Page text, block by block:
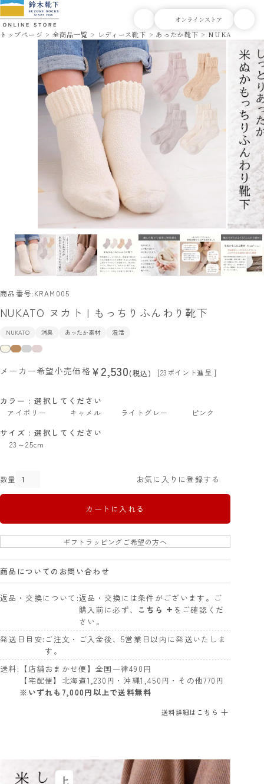
トップページ 全商品一覧 レディース靴下 あったか靴下 NUKATO ヌカ
商品番号 KRAM005
NUKATO ヌカト | もっちりふんわり靴下
NUKATO 消臭 あったか素材 温活
メーカー希望小売価格 ¥2,530 税込 [23ポイント進呈 ]
サイズ 選択してください
23～25cm
カラー 選択してください
アイボリー キャメル ライトグレー ピンク
お気に入りに登録する
カートに入れる
ギフトラッピングご希望の方へ
商品についてのお問い合わせ
返品・交換について 返品・交換には条件がございます。ご
購入前に必ず、 こちら + をご確認くだ
さい。
発送日目安 ご注文・ご入金後、5営業日以内に発送いたしま
す。
送料
【店舗おまかせ便】全国一律490円
【宅配便】北海道1,230円・沖縄1,450円・その他770円
※いずれも7,000円以上で送料無料
送料詳細はこちら